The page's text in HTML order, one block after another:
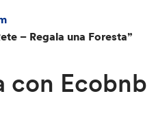
– Regala una Foresta”
con Ecobnb